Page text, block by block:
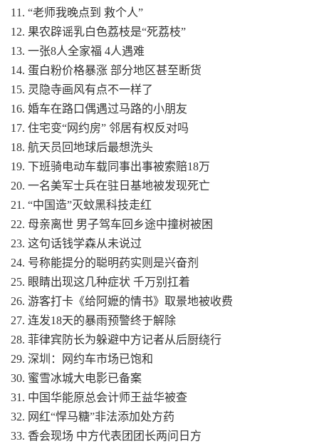
11. “老师我晚点到 救个人”
12. 果农辟谣乳白色荔枝是“死荔枝”
13. 一张8人全家福 4人遇难
14. 蛋白粉价格暴涨 部分地区甚至断货
15. 灵隐寺画风有点不一样了
16. 婚车在路口偶遇过马路的小朋友
17. 住宅变“网约房” 邻居有权反对吗
18. 航天员回地球后最想洗头
19. 下班骑电动车载同事出事被索赔18万
20. 一名美军士兵在驻日基地被发现死亡
21. “中国造”灭蚊黑科技走红
22. 母亲离世 男子驾车回乡途中撞树被困
23. 这句话钱学森从未说过
24. 号称能提分的聪明药实则是兴奋剂
25. 眼睛出现这几种症状 千万别扛着
26. 游客打卡《给阿嬷的情书》取景地被收费
27. 连发18天的暴雨预警终于解除
28. 菲律宾防长为躲避中方记者从后厨绕行
29. 深圳：网约车市场已饱和
30. 蜜雪冰城大电影已备案
31. 中国华能原总会计师王益华被查
32. 网红“悍马糖”非法添加处方药
33. 香会现场 中方代表团团长两问日方